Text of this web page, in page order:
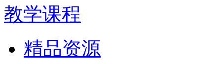
教学课程
精品资源